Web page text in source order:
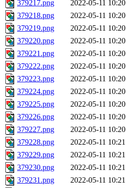
379217.png 2022-05-11 10:20
379218.png
2022-05-11 10:20
379219.png
2022-05-11 10:20
379220.png
2022-05-11 10:20
379221.png
2022-05-11 10:20
379222.png
2022-05-11 10:20
379223.png
2022-05-11 10:20
379224.png
2022-05-11 10:20
379225.png
2022-05-11 10:20
379226.png
2022-05-11 10:20
379227.png
2022-05-11 10:20
379228.png
2022-05-11 10:21
379229.png
2022-05-11 10:21
379230.png
2022-05-11 10:21
379231.png
2022-05-11 10:21